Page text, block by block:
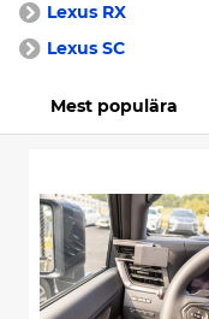
Lexus RX
Lexus SC